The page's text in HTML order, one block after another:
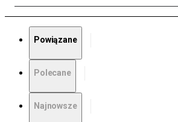
Powiązane
Polecane
Najnowsze